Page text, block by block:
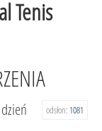
Tenis
odsłon: 1081